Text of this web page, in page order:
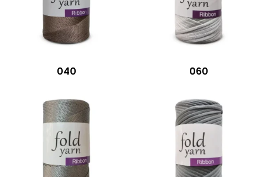
040 060